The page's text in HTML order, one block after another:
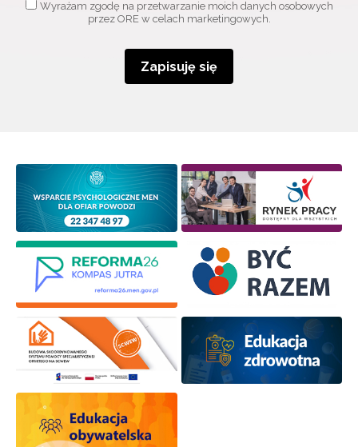
Wyrażam zgodę na przetwarzanie moich danych osobowych
przez ORE w celach marketingowych.
Zapisuję się